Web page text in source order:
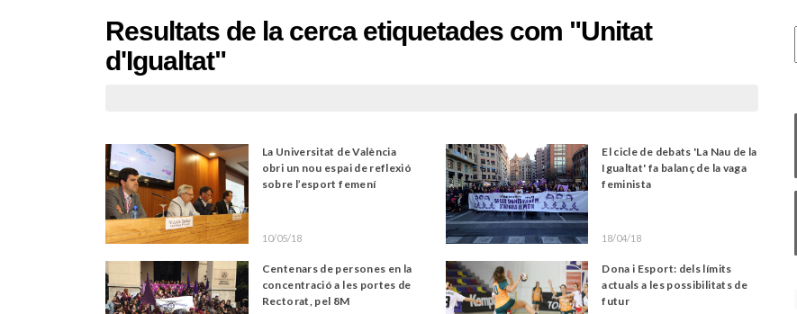
Resultats de la cerca etiquetades com "Unitat
d'Igualtat"
La Universitat de València
obri un nou espai de reflexió
sobre l’esport femení
10/05/18
El cicle de debats 'La Nau de la
Igualtat' fa balanç de la vaga
feminista
18/04/18
Centenars de persones en la
concentració a les portes de
Rectorat, pel 8M
Dona i Esport: dels límits
actuals a les possibilitats de
futur